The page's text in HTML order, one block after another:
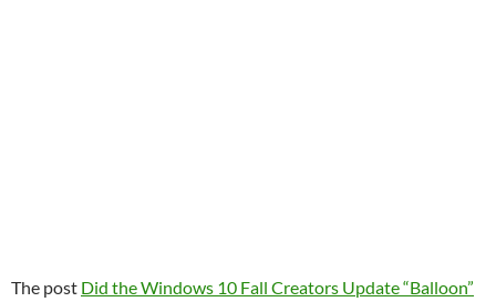
The post Did the Windows 10 Fall Creators Update “Balloon”